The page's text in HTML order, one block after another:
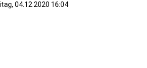
04.12.2020 16:04